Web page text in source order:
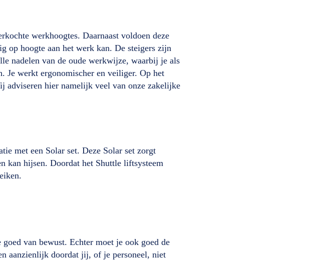
werkhoogtes. Daarnaast voldoen deze
op hoogte aan het werk kan. De steigers zijn
nadelen van de oude werkwijze, waarbij je als
Je werkt ergonomischer en veiliger. Op het
adviseren hier namelijk veel van onze zakelijke
met een Solar set. Deze Solar set zorgt
kan hijsen. Doordat het Shuttle liftsysteem
van bewust. Echter moet je ook goed de
aanzienlijk doordat jij, of je personeel, niet